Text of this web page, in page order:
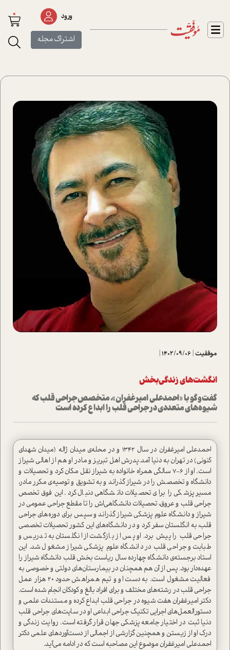
ورود
اشتراک مجله
0
موفقیت|
1402/09/06
|
انگشت‌های‌ زندگی‌بخش
گفت‌وگو با «احمدعلی امیرغفران»، متخصص جراحی قلب که
شیو‌ه‌های متعددی در جراحی قلب را ابداع کرده است
احمدعلی امیرغفران در سال ۱۳۴۲ و در محله‌ی میدان ژاله (میدان شهدای
کنونی) در تهران به دنیا آمد.پدرش اهل تبریز و مادر او هم از اهالی شیراز
است. او از ۶-۷ سالگی همراه خانواده به شیراز نقل مکان کرد و تحصیلات و
دانشگاه و تخصصش را در شیراز گذراند و به تشویق و توصیه‌ی مکرر مادر،
مسیر پزشکی را برای تحصیلات دانشگاهی دنبال کرد. این فوق‌تخصص
جراحی قلب و عروق، تحصیلات دانشگاهی‌اش را تا مقطع جراحی عمومی در
شیراز و دانشگاه علوم پزشکی شیراز گذراند و سپس برای دوره‌های جراحی
قلب، به انگلستان سفر کرد و در دانشگاه‌های این کشور تحصیلات تخصصی
جراحی قلب را پیش برد. او پس از بازگشت از انگلستان به تدریس و
طبابت و جراحی قلب در دانشگاه علوم پزشکی شیراز مشغول شد. این
استاد برجسته‌ی دانشگاه چهارده سال ریاست بخش قلب دانشگاه شیراز را
عهده‌دار بود. پس از آن هم همچنان در بیمارستان‌های دولتی و خصوصی به
فعالیت مشغول است. به دست او و تیم همراهش حدود ۲۰ هزار عمل
جراحی قلب در رشته‌های مختلف و برای افراد بالغ و کودکان انجام شده است.
دکتر امیرغفران هفت شیوه در جراحی قلب ابداع کرده و مستندات علمی و
دستور‌العمل‌های اجرایی تکنیک جراحی ابداعی او در سایت‌های جراحی قلب
دنیا ثبت در اختیار جامعه پزشکی جهان قرار گرفته است. روایت زندگی و
درک او از زیستن و همچنین گزارشی از اجمالی از دست‌آوردهای علمی دکتر
احمدعلی امیرغفران موضوع این مصاحبه است که در ادامه می‌آید.